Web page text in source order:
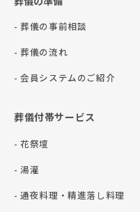
- 葬儀の事前相談
- 葬儀の流れ
- 会員システムのご紹介
葬儀付帯サービス
- 花祭壇
- 湯灌
- 通夜料理・精進落し料理